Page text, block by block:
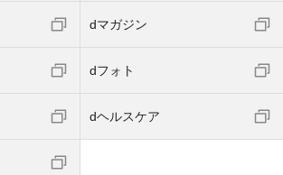
dマガジン
dフォト
dヘルスケア